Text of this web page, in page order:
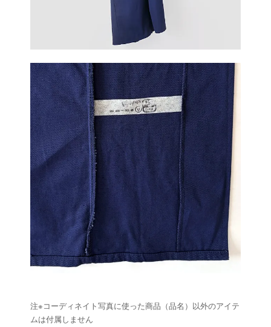
注※コーディネイト写真に使った商品（品名）以外のアイテ
ムは付属しません